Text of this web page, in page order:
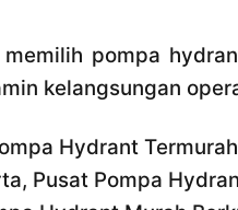
pompa
kelangsungan
Hydrant
Pusat Pompa